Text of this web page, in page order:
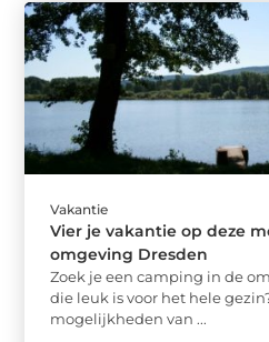
Vakantie
Vier je vakantie op deze
omgeving Dresden
Zoek je een camping in de
die leuk is voor het hele
mogelijkheden van ...